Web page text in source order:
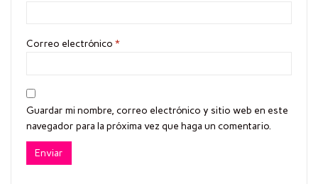
Correo electrónico *
Guardar mi nombre, correo electrónico y sitio web en este
navegador para la próxima vez que haga un comentario.